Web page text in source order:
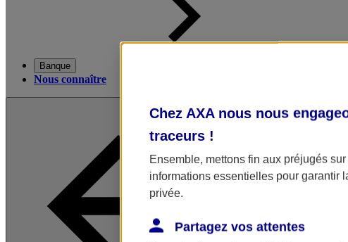
Banque
Nous connaître
Chez AXA nous nous
traceurs !
Ensemble, mettons fin aux préjugés
informations essentielles pour garantir
privée.
Partagez vos attentes